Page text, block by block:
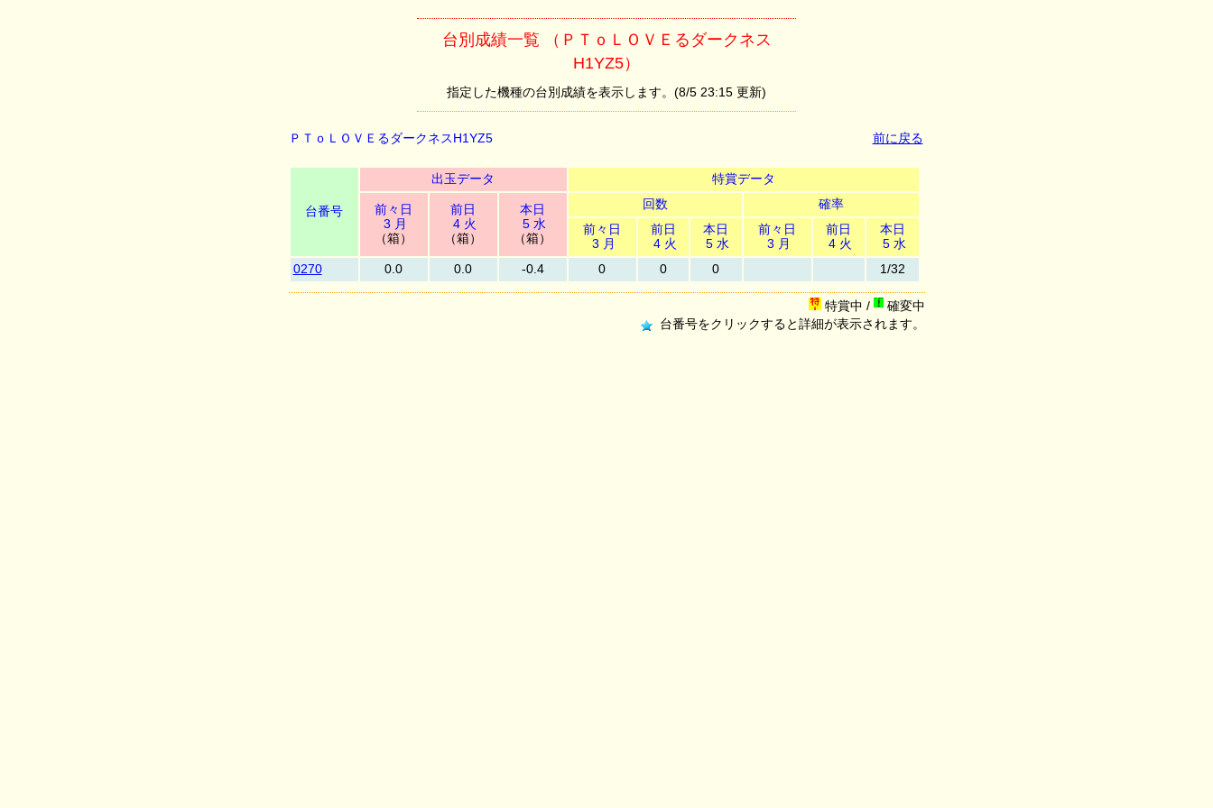
台別成績一覧 （ＰＴｏＬＯＶＥるダークネス
H1YZ5）
指定した機種の台別成績を表示します。(8/5 23:15 更新)
ＰＴｏＬＯＶＥるダークネスH1YZ5 前に戻る
台番号
出玉データ 特賞データ
前々日
3 月
（箱）
前日
4 火
（箱）
本日
5 水
（箱）
回数
確率
前々日
3 月
前日
4 火
本日
5 水
前々日
3 月
前日
4 火
本日
5 水
0270
0.0 0.0 -0.4 0 0 0 1/32
特賞中 /
確変中
台番号をクリックすると詳細が表示されます。